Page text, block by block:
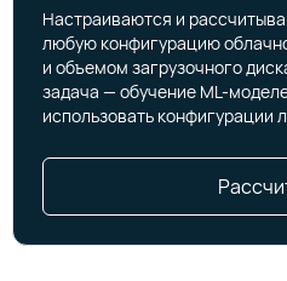
Настраиваются и
любую конфигурацию
и объемом загрузочного
задача — обучение ML-
использовать конфигурации